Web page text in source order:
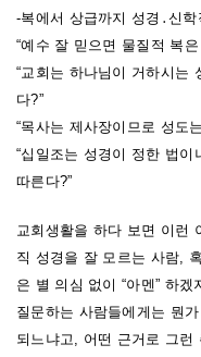
-복에서 상급까지 성경․신
“예수 잘 믿으면 물질적 복
“교회는 하나님이 거하시는
다?”
“목사는 제사장이므로 성도
“십일조는 성경이 정한 법
따른다?”
교회생활을 하다 보면 이런
직 성경을 잘 모르는 사람,
은 별 의심 없이 “아멘” 하
질문하는 사람들에게는 뭔
되느냐고, 어떤 근거로 그런